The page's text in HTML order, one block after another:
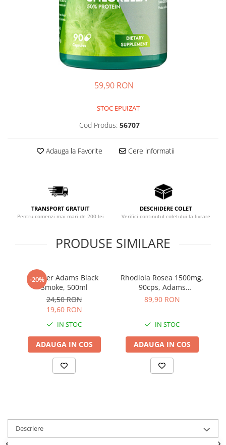
Gripa si raceala
Potenta
Probleme articulare
Protector hepatic
Sanatatea ochilor
Sistemul muscular
Sistemul osos
Tulburari hormonale
59,90 RON
STOC EPUIZAT
Cod Produs: 56707
Adauga la Favorite Cere informatii
TRANSPORT GRATUIT
Pentru comenzi mai mari de 200 lei
DESCHIDERE COLET
Verifici continutul coletului la livrare
PRODUSE SIMILARE
-20%
Shaker Adams Black
Smoke, 500ml
24,50 RON
19,60 RON
IN STOC
ADAUGA IN COS
Rhodiola Rosea 1500mg,
90cps, Adams
Supplements
89,90 RON
IN STOC
ADAUGA IN COS
Descriere